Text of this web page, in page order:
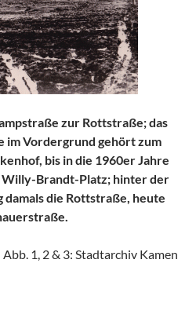
zur Rottstraße; das
im Vordergrund gehört zum
bis in die 1960er Jahre
Willy-Brandt-Platz; hinter der
die Rottstraße, heute
1, 2 & 3: Stadtarchiv Kamen